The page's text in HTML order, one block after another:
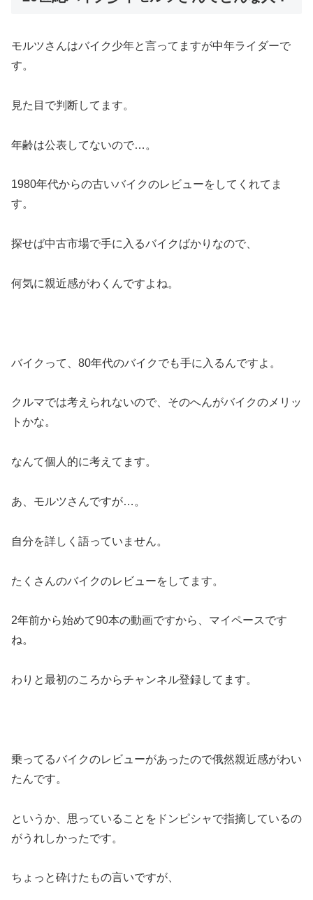
モルツさんはバイク少年と言ってますが中年ライダーで
す。
見た目で判断してます。
年齢は公表してないので…。
1980年代からの古いバイクのレビューをしてくれてま
す。
探せば中古市場で手に入るバイクばかりなので、
何気に親近感がわくんですよね。
バイクって、80年代のバイクでも手に入るんですよ。
クルマでは考えられないので、そのへんがバイクのメリッ
トかな。
なんて個人的に考えてます。
あ、モルツさんですが…。
自分を詳しく語っていません。
たくさんのバイクのレビューをしてます。
2年前から始めて90本の動画ですから、マイペースです
ね。
わりと最初のころからチャンネル登録してます。
乗ってるバイクのレビューがあったので俄然親近感がわい
たんです。
というか、思っていることをドンピシャで指摘しているの
がうれしかったです。
ちょっと砕けたもの言いですが、